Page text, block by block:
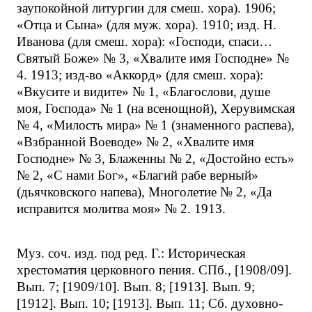
заупокойной литургии для смеш. хора). 1906;
«Отца и Сына» (для муж. хора). 1910; изд. Н.
Иванова (для смеш. хора): «Господи, спаси…
Святый Боже» № 3, «Хвалите имя Господне» №
4. 1913; изд-во «Аккорд» (для смеш. хора):
«Вкусите и видите» № 1, «Благослови, душе
моя, Господа» № 1 (на всенощной), Херувимская
№ 4, «Милость мира» № 1 (знаменного распева),
«Взбранной Воеводе» № 2, «Хвалите имя
Господне» № 3, Блаженны № 2, «Достойно есть»
№ 2, «С нами Бог», «Благий рабе верный»
(дьячковского напева), Многолетие № 2, «Да
исправится молитва моя» № 2. 1913.
Муз. соч. изд. под ред. Г.: Историческая
хрестоматия церковного пения. СПб., [1908/09].
Вып. 7; [1909/10]. Вып. 8; [1913]. Вып. 9;
[1912]. Вып. 10; [1913]. Вып. 11; Сб. духовно-